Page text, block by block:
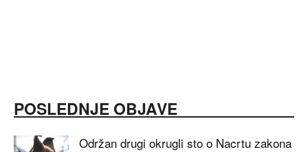
POSLEDNJE OBJAVE
Održan drugi okrugli sto o Nacrtu zakona